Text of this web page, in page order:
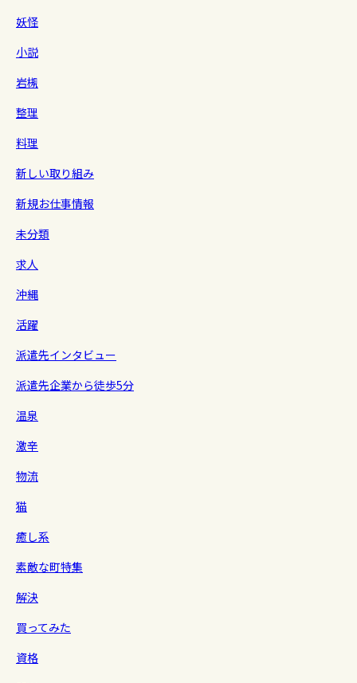
妖怪
小説
岩槻
整理
料理
新しい取り組み
新規お仕事情報
未分類
求人
沖縄
活躍
派遣先インタビュー
派遣先企業から徒歩5分
温泉
激辛
物流
猫
癒し系
素敵な町特集
解決
買ってみた
資格